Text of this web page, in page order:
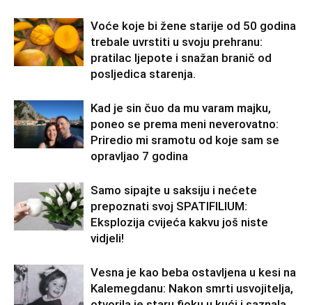
Voće koje bi žene starije od 50 godina
trebale uvrstiti u svoju prehranu:
pratilac ljepote i snažan branič od
posljedica starenja.
Kad je sin čuo da mu varam majku,
poneo se prema meni neverovatno:
Priredio mi sramotu od koje sam se
opravljao 7 godina
Samo sipajte u saksiju i nećete
prepoznati svoj SPATIFILIUM:
Eksplozija cvijeća kakvu još niste
vidjeli!
Vesna je kao beba ostavljena u kesi na
Kalemegdanu: Nakon smrti usvojitelja,